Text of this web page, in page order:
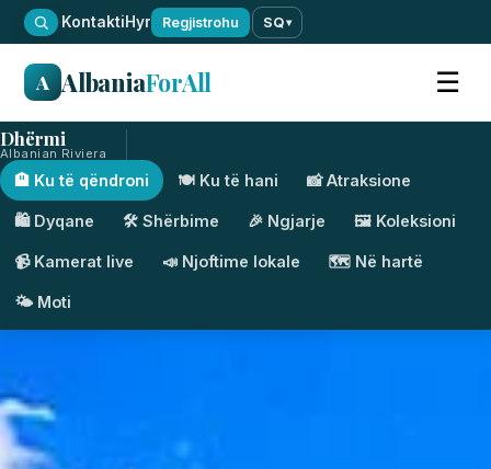
·KontaktiHyr Regjistrohu SQ▾
A AlbaniaForAll ☰
Dhërmi
Albanian Riviera
🏨 Ku të qëndroni 🍽️ Ku të hani 📸 Atraksione
🛍️ Dyqane 🛠️ Shërbime 🎉 Ngjarje 🖼️ Koleksioni
📹 Kamerat live 📣 Njoftime lokale 🗺️ Në hartë
🌤️ Moti